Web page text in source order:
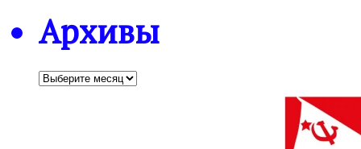
Архивы
Архивы